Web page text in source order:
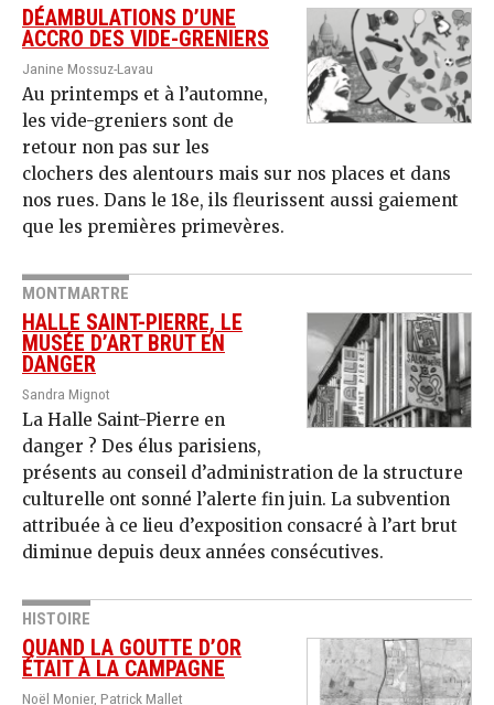
DÉAMBULATIONS D’UNE
ACCRO DES VIDE-GRENIERS
Janine Mossuz-Lavau
Au printemps et à l’automne,
les vide-greniers sont de
retour non pas sur les
clochers des alentours mais sur nos places et dans
nos rues. Dans le 18e, ils fleurissent aussi gaiement
que les premières primevères.
MONTMARTRE
HALLE SAINT-PIERRE, LE
MUSÉE D’ART BRUT EN
DANGER
Sandra Mignot
La Halle Saint-Pierre en
danger ? Des élus parisiens,
présents au conseil d’administration de la structure
culturelle ont sonné l’alerte fin juin. La subvention
attribuée à ce lieu d’exposition consacré à l’art brut
diminue depuis deux années consécutives.
HISTOIRE
QUAND LA GOUTTE D’OR
ÉTAIT À LA CAMPAGNE
Noël Monier, Patrick Mallet